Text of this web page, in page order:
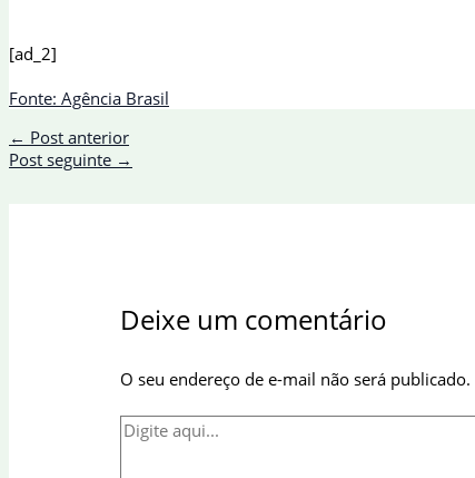
[ad_2]
Fonte: Agência Brasil
← Post anterior
Post seguinte →
Deixe um comentário
O seu endereço de e-mail não será publicado.
Digite
aqui...